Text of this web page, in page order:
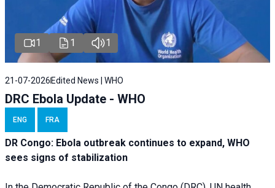
1 1 1
21-07-2026 Edited News | WHO
DRC Ebola Update - WHO
ENG FRA
DR Congo: Ebola outbreak continues to expand, WHO
sees signs of stabilization